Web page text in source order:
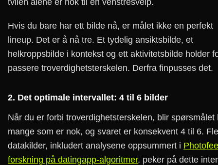
tvilen alene er nok til en venstresveip.
Hvis du bare har ett bilde nå, er målet ikke en perfekt
lineup. Det er å nå tre. Et tydelig ansiktsbilde, et
helkroppsbilde i kontekst og ett aktivitetsbilde holder
passere troverdighetsterskelen. Derfra finpusses det.
2. Det optimale intervallet: 4 til 6 bilder
Når du er forbi troverdighetsterskelen, blir spørsmålet
mange som er nok, og svaret er konsekvent 4 til 6.
datakilder, inkludert analysene oppsummert i
forskning på datingapp-algoritmer, peker på dette